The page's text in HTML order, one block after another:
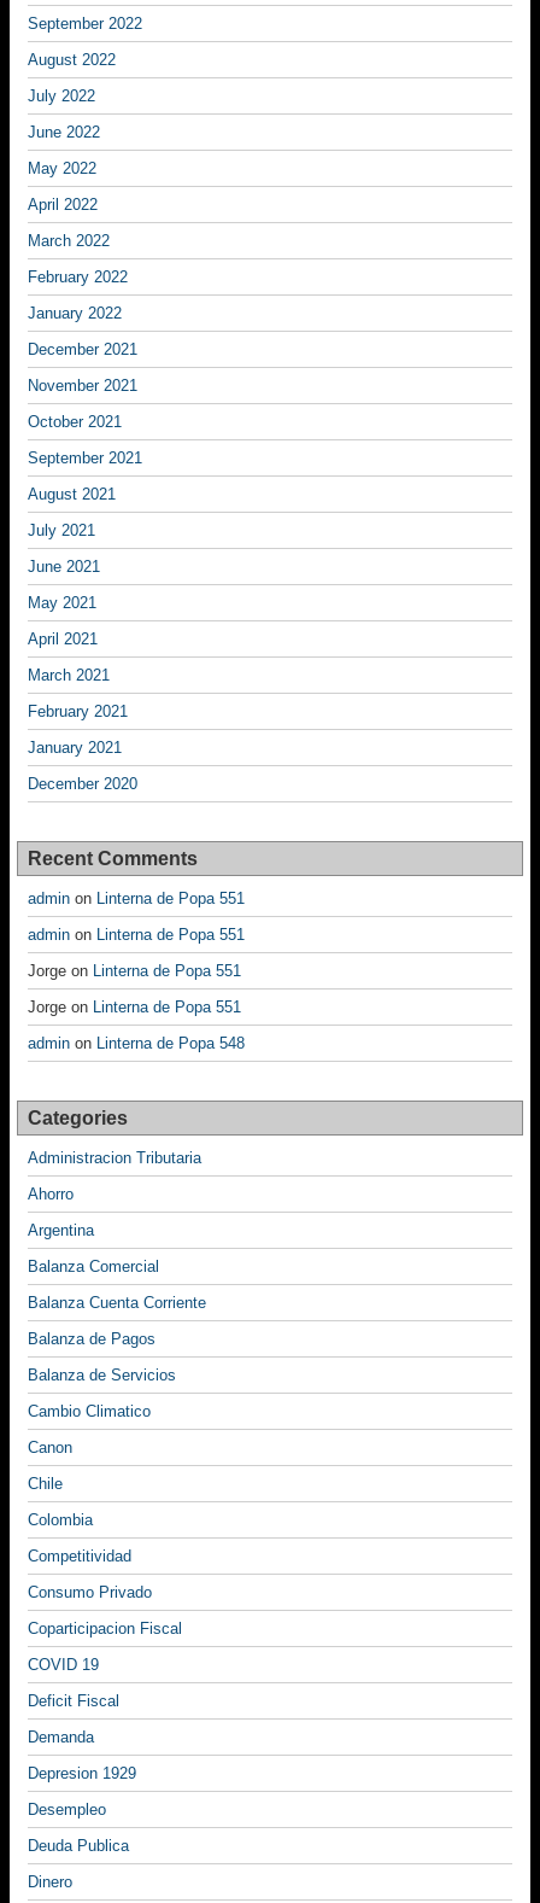
September 2022
August 2022
July 2022
June 2022
May 2022
April 2022
March 2022
February 2022
January 2022
December 2021
November 2021
October 2021
September 2021
August 2021
July 2021
June 2021
May 2021
April 2021
March 2021
February 2021
January 2021
December 2020
Recent Comments
admin on Linterna de Popa 551
admin on Linterna de Popa 551
Jorge on Linterna de Popa 551
Jorge on Linterna de Popa 551
admin on Linterna de Popa 548
Categories
Administracion Tributaria
Ahorro
Argentina
Balanza Comercial
Balanza Cuenta Corriente
Balanza de Pagos
Balanza de Servicios
Cambio Climatico
Canon
Chile
Colombia
Competitividad
Consumo Privado
Coparticipacion Fiscal
COVID 19
Deficit Fiscal
Demanda
Depresion 1929
Desempleo
Deuda Publica
Dinero